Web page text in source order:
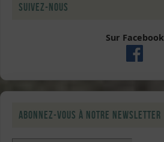
Suivez-nous
Sur Facebook
Abonnez-vous à notre newsletter